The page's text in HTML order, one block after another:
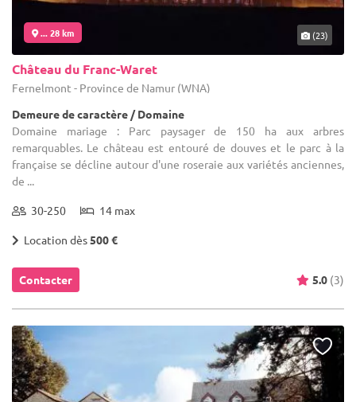
... 28 km (23)
Château du Franc-Waret
Fernelmont - Province de Namur (WNA)
Demeure de caractère / Domaine
Domaine mariage : Parc paysager de 150 ha aux arbres
remarquables. Le château est entouré de douves et le parc à la
française se décline autour d'une roseraie aux variétés anciennes,
de ...
30-250 14 max
Location dès500 €
Contacter 5.0 (3)